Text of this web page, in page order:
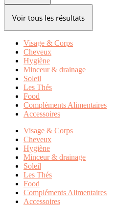
Voir tous les résultats
Visage & Corps
Cheveux
Hygiène
Minceur & drainage
Soleil
Les Thés
Food
Compléments Alimentaires
Accessoires
Visage & Corps
Cheveux
Hygiène
Minceur & drainage
Soleil
Les Thés
Food
Compléments Alimentaires
Accessoires